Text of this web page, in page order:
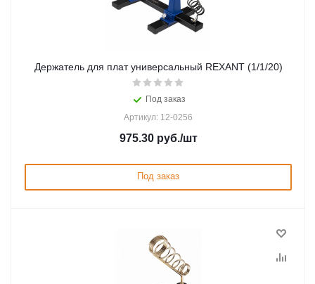
Держатель для плат универсальный REXANT (1/1/20)
Под заказ
Артикул: 12-0256
975.30руб./шт
Под заказ